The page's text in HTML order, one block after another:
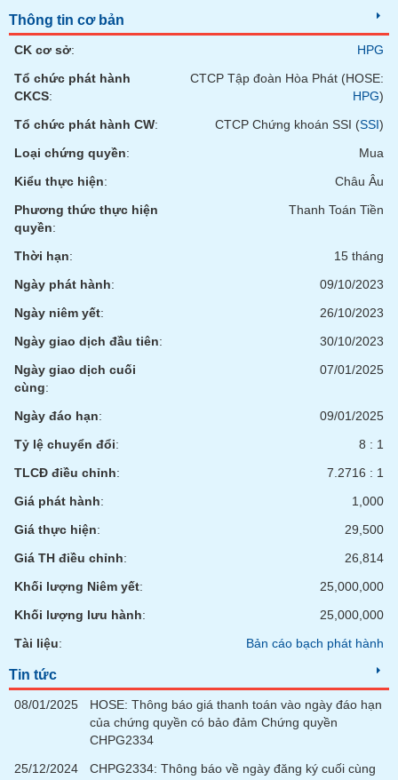
Thông tin cơ bản
CK cơ sở:
HPG
Tổ chức phát hành
CKCS:
CTCP Tập đoàn Hòa Phát (HOSE:
HPG)
Tổ chức phát hành CW: CTCP Chứng khoán SSI (SSI)
Loại chứng quyền:
Mua
Kiểu thực hiện:
Châu Âu
Phương thức thực hiện
quyền:
Thanh Toán Tiền
Thời hạn:
15 tháng
Ngày phát hành:
09/10/2023
Ngày niêm yết:
26/10/2023
Ngày giao dịch đầu tiên:
30/10/2023
Ngày giao dịch cuối
cùng:
07/01/2025
Ngày đáo hạn:
09/01/2025
Tỷ lệ chuyển đổi:
8 : 1
TLCĐ điều chỉnh:
7.2716 : 1
Giá phát hành:
1,000
Giá thực hiện:
29,500
Giá TH điều chỉnh:
26,814
Khối lượng Niêm yết:
25,000,000
Khối lượng lưu hành:
25,000,000
Tài liệu: Bản cáo bạch phát hành
Tin tức
08/01/2025
HOSE: Thông báo giá thanh toán vào ngày đáo hạn
của chứng quyền có bảo đảm Chứng quyền
CHPG2334
25/12/2024
CHPG2334: Thông báo về ngày đăng ký cuối cùng